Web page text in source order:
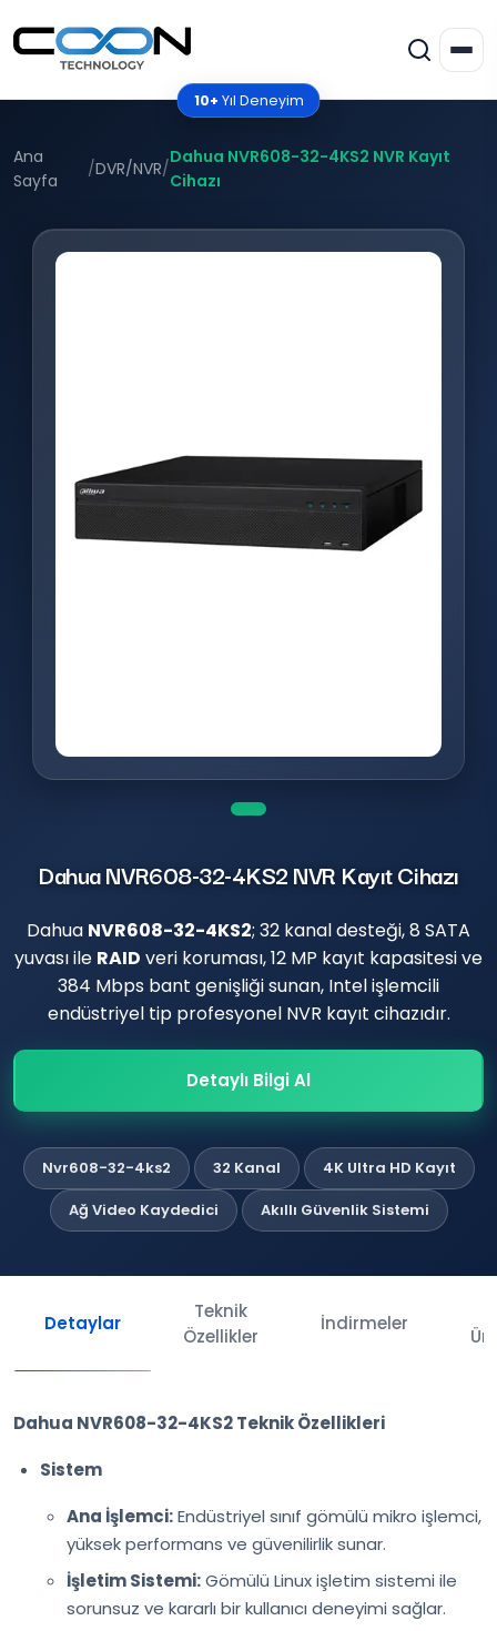
10+ Yıl Deneyim
Ana
Sayfa
/DVR/NVR/
Dahua NVR608-32-4KS2 NVR Kayıt
Cihazı
Dahua NVR608-32-4KS2 NVR Kayıt Cihazı
Dahua NVR608-32-4KS2; 32 kanal desteği, 8 SATA
yuvası ile RAID veri koruması, 12 MP kayıt kapasitesi ve
384 Mbps bant genişliği sunan, Intel işlemcili
endüstriyel tip profesyonel NVR kayıt cihazıdır.
Detaylı Bilgi Al
Nvr608-32-4ks2 32 Kanal
4K Ultra HD Kayıt
Ağ Video Kaydedici
Akıllı Güvenlik Sistemi
Detaylar
Teknik
Özellikler
İndirmeler
Dahua NVR608-32-4KS2 Teknik Özellikleri
Sistem
Ana İşlemci:Endüstriyel sınıf gömülü mikro işlemci,
yüksek performans ve güvenilirlik sunar.
İşletim Sistemi:Gömülü Linux işletim sistemi ile
sorunsuz ve kararlı bir kullanıcı deneyimi sağlar.